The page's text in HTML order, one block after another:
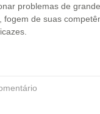
problemas de
fogem de suas